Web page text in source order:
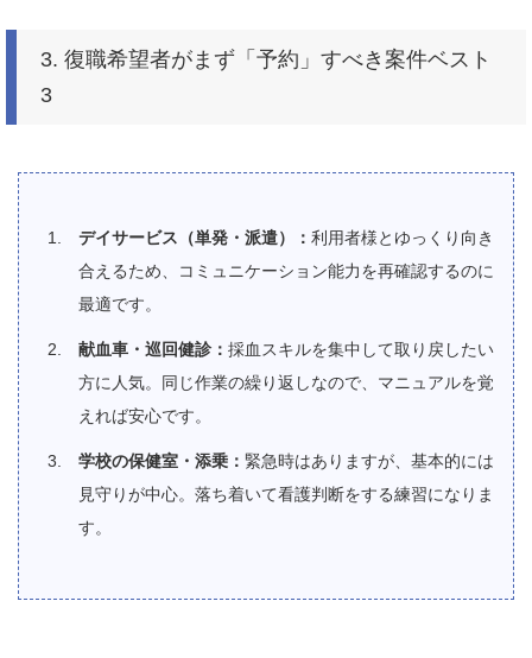
3. 復職希望者がまず「予約」すべき案件ベスト
3
デイサービス（単発・派遣）： 利用者様とゆっくり向き
合えるため、コミュニケーション能力を再確認するのに
最適です。
献血車・巡回健診： 採血スキルを集中して取り戻したい
方に人気。同じ作業の繰り返しなので、マニュアルを覚
えれば安心です。
学校の保健室・添乗： 緊急時はありますが、基本的には
見守りが中心。落ち着いて看護判断をする練習になりま
す。